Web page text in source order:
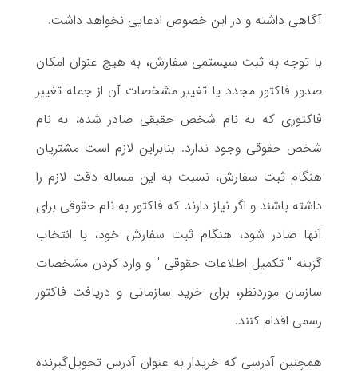
آگاهی داشته و در این خصوص ادعایی نخواهد داشت.
با توجه به ثبت سیستمی سفارش، به هیچ عنوان امکان
صدور فاکتور مجدد یا تغییر مشخصات آن از جمله تغییر
فاکتوری که به نام شخص حقیقی صادر شده، به نام
شخص حقوقی وجود ندارد. بنابراین لازم است مشتریان
هنگام ثبت سفارش، نسبت به این مساله دقت لازم را
داشته باشند و اگر نیاز دارند که فاکتور به نام حقوقی برای
آنها صادر شود، هنگام ثبت سفارش خود، با انتخاب
گزینه " تکمیل اطلاعات حقوقی " و وارد کردن مشخصات
سازمان موردنظر، برای خرید سازمانی و دریافت فاکتور
رسمی اقدام کنند.
همچنین آدرسی که خریدار به عنوان آدرس تحویل‌گیرنده